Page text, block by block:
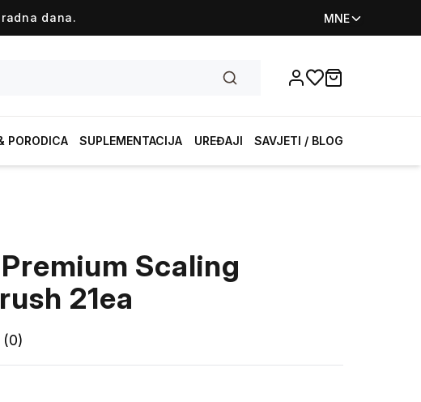
dana. MNE
Favorites
items in cart,
PORODICA SUPLEMENTACIJA UREĐAJI SAVJETI / BLOG
Scaling
21ea
(0)